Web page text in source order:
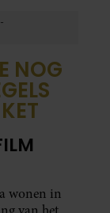
NOG
wonen in